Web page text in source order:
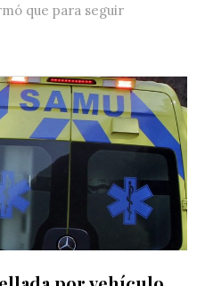
que para seguir